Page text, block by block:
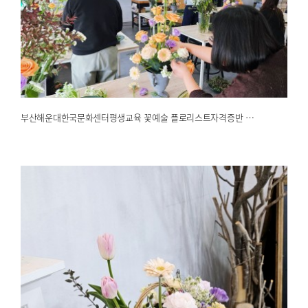
부산해운대한국문화센터평생교육 꽃예술 플로리스트자격증반 …
2025.02.26 해운대한국문화센터
부산해운대한국문화센터평생교육 꽃예술 플로리스트자격증반 …